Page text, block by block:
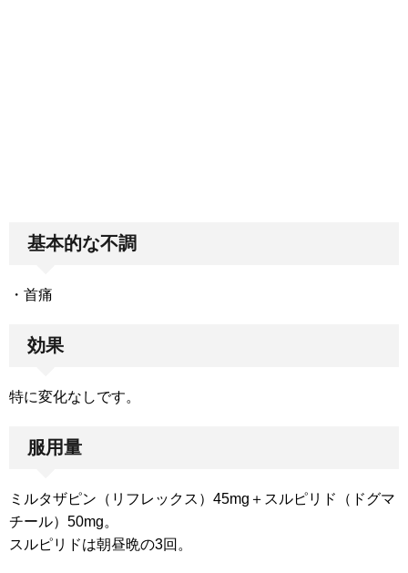
基本的な不調
・首痛
効果
特に変化なしです。
服用量
ミルタザピン（リフレックス）45mg＋スルピリド（ドグマ
チール）50mg。
スルピリドは朝昼晩の3回。